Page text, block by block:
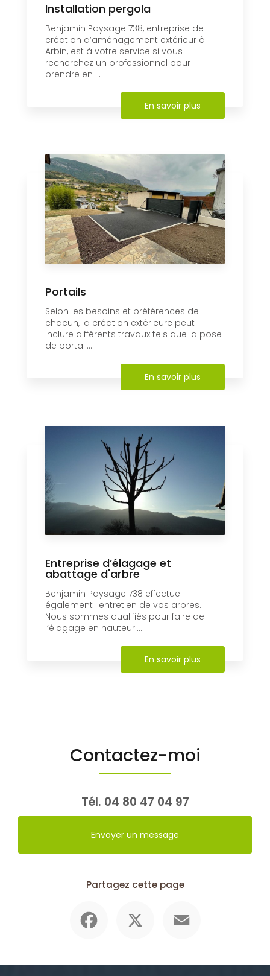
Installation pergola
Benjamin Paysage 738, entreprise de
création d’aménagement extérieur à
Arbin, est à votre service si vous
recherchez un professionnel pour
prendre en ...
En savoir plus
Portails
Selon les besoins et préférences de
chacun, la création extérieure peut
inclure différents travaux tels que la pose
de portail....
En savoir plus
Entreprise d’élagage et
abattage d'arbre
Benjamin Paysage 738 effectue
également l'entretien de vos arbres.
Nous sommes qualifiés pour faire de
l’élagage en hauteur....
En savoir plus
Contactez-moi
Tél. 04 80 47 04 97
Envoyer un message
Partagez cette page